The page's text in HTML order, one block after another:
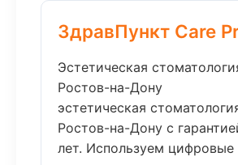
ЗдравПункт Care
Эстетическая
Ростов-на-Дону
эстетическая
Ростов-на-Дону с
лет. Используем цифровые